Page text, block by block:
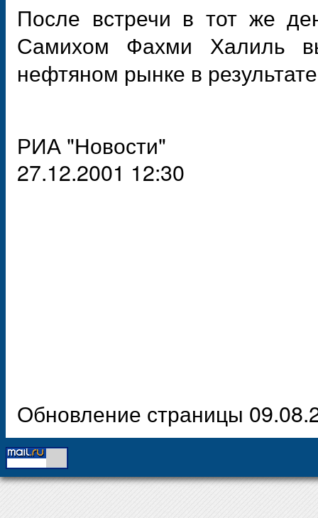
После встречи в тот же
Самихом Фахми Халиль
нефтяном рынке в
РИА "Новости"
27.12.2001 12:30
Обновление страницы